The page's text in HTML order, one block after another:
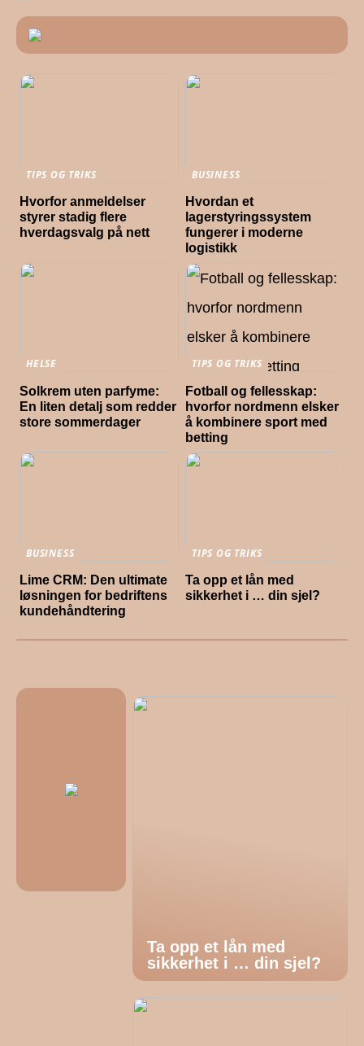
TIPS OG TRIKS
Hvorfor anmeldelser
styrer stadig flere
hverdagsvalg på nett
BUSINESS
Hvordan et
lagerstyringssystem
fungerer i moderne
logistikk
HELSE
Solkrem uten parfyme:
En liten detalj som redder
store sommerdager
TIPS OG TRIKS
Fotball og fellesskap:
hvorfor nordmenn elsker
å kombinere sport med
betting
BUSINESS
Lime CRM: Den ultimate
løsningen for bedriftens
kundehåndtering
TIPS OG TRIKS
Ta opp et lån med
sikkerhet i … din sjel?
Ta opp et lån med
sikkerhet i … din sjel?